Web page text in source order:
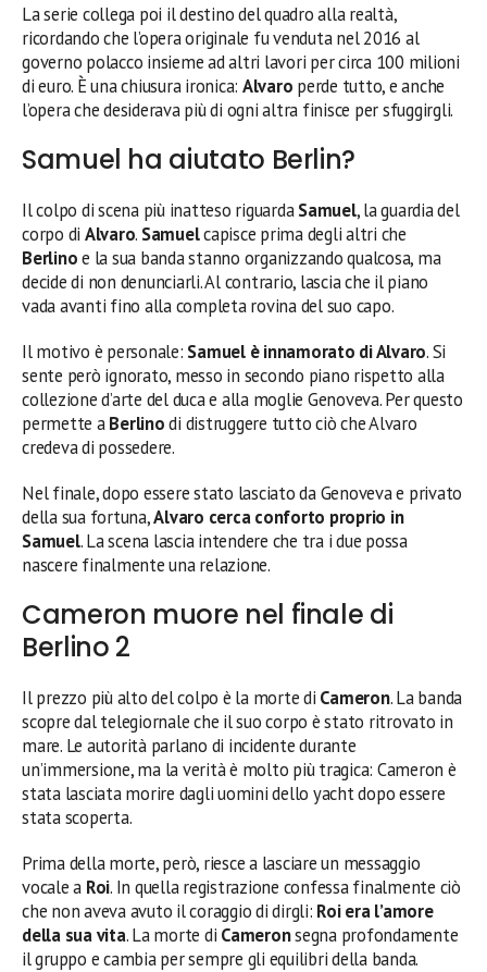
La serie collega poi il destino del quadro alla realtà,
ricordando che l’opera originale fu venduta nel 2016 al
governo polacco insieme ad altri lavori per circa 100 milioni
di euro. È una chiusura ironica: Alvaro perde tutto, e anche
l’opera che desiderava più di ogni altra finisce per sfuggirgli.
Samuel ha aiutato Berlin?
Il colpo di scena più inatteso riguardaSamuel, la guardia del
corpo di Alvaro. Samuelcapisce prima degli altri che
Berlinoe la sua banda stanno organizzando qualcosa, ma
decide di non denunciarli. Al contrario, lascia che il piano
vada avanti fino alla completa rovina del suo capo.
Il motivo è personale: Samuel è innamorato di Alvaro. Si
sente però ignorato, messo in secondo piano rispetto alla
collezione d’arte del duca e alla moglie Genoveva. Per questo
permette aBerlinodi distruggere tutto ciò che Alvaro
credeva di possedere.
Nel finale, dopo essere stato lasciato da Genoveva e privato
della sua fortuna,Alvaro cerca conforto proprio in
Samuel. La scena lascia intendere che tra i due possa
nascere finalmente una relazione.
Cameron muore nel finale di
Berlino 2
Il prezzo più alto del colpo è la morte di Cameron. La banda
scopre dal telegiornale che il suo corpo è stato ritrovato in
mare. Le autorità parlano di incidente durante
un’immersione, ma la verità è molto più tragica: Cameron è
stata lasciata morire dagli uomini dello yacht dopo essere
stata scoperta.
Prima della morte, però, riesce a lasciare un messaggio
vocale a Roi. In quella registrazione confessa finalmente ciò
che non aveva avuto il coraggio di dirgli: Roi era l’amore
della sua vita. La morte di Cameronsegna profondamente
il gruppo e cambia per sempre gli equilibri della banda.